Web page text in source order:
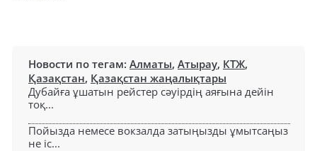
Новости по тегам: Алматы, Атырау, КТЖ,
Қазақстан, Қазақстан жаңалықтары
Дубайға ұшатын рейстер сәуірдің аяғына дейін
тоқ...
Пойызда немесе вокзалда затыңызды ұмытсаңыз
не іс...